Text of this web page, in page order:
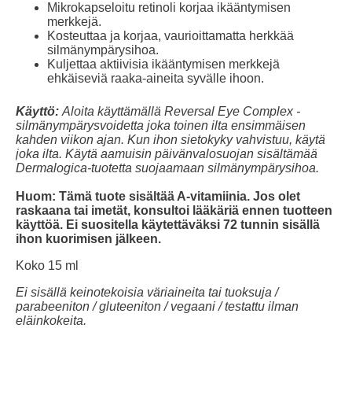
Mikrokapseloitu retinoli korjaa ikääntymisen
merkkejä.
Kosteuttaa ja korjaa, vaurioittamatta herkkää
silmänympärysihoa.
Kuljettaa aktiivisia ikääntymisen merkkejä
ehkäiseviä raaka-aineita syvälle ihoon.
Käyttö:Aloita käyttämällä Reversal Eye Complex -
silmänympärysvoidetta joka toinen ilta ensimmäisen
kahden viikon ajan. Kun ihon sietokyky vahvistuu, käytä
joka ilta. Käytä aamuisin päivänvalosuojan sisältämää
Dermalogica-tuotetta suojaamaan silmänympärysihoa.
Huom: Tämä tuote sisältää A-vitamiinia. Jos olet
raskaana tai imetät, konsultoi lääkäriä ennen tuotteen
käyttöä. Ei suositella käytettäväksi 72 tunnin sisällä
ihon kuorimisen jälkeen.
Koko 15 ml
Ei sisällä keinotekoisia väriaineita tai tuoksuja /
parabeeniton / gluteeniton / vegaani / testattu ilman
eläinkokeita.